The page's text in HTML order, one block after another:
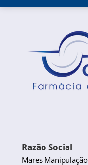
Razão Social
Mares